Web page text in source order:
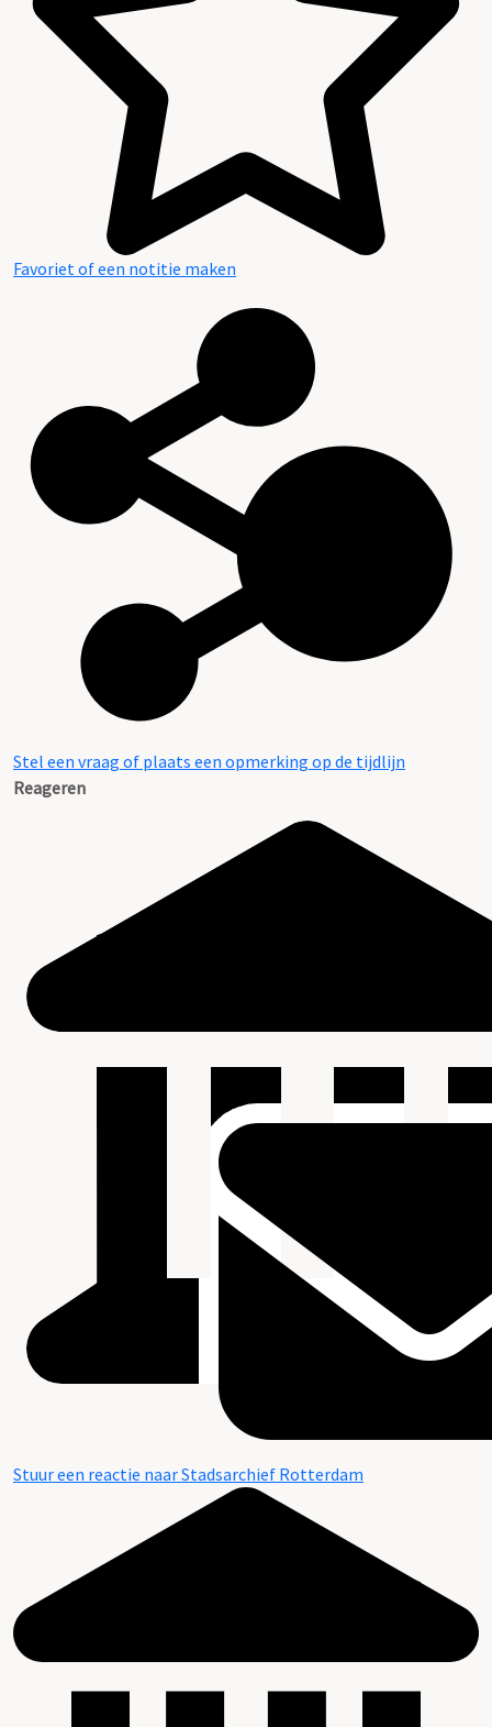
Favoriet of een notitie maken
Stel een vraag of plaats een opmerking op de tijdlijn
Reageren
Stuur een reactie naar Stadsarchief Rotterdam